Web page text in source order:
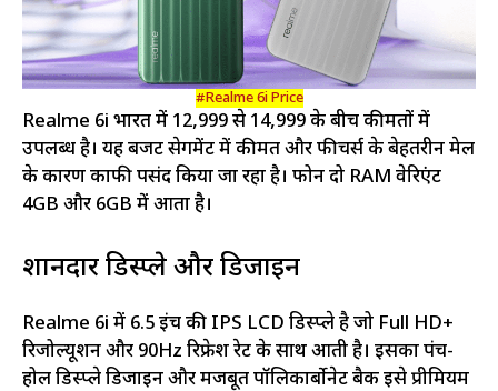
#Realme 6i Price
Realme 6i भारत में ₹12,999 से ₹14,999 के बीच कीमतों में
उपलब्ध है। यह बजट सेगमेंट में कीमत और फीचर्स के बेहतरीन मेल
के कारण काफी पसंद किया जा रहा है। फोन दो RAM वेरिएंट
4GB और 6GB में आता है।
शानदार डिस्प्ले और डिजाइन
Realme 6i में 6.5 इंच की IPS LCD डिस्प्ले है जो Full HD+
रिजोल्यूशन और 90Hz रिफ्रेश रेट के साथ आती है। इसका पंच-
होल डिस्प्ले डिजाइन और मजबूत पॉलिकार्बोनेट बैक इसे प्रीमियम